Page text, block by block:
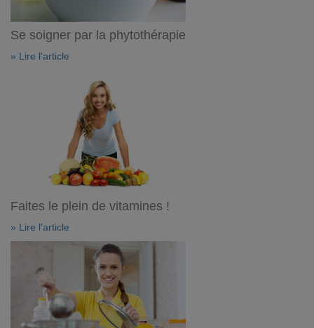
Se soigner par la phytothérapie
» Lire l'article
Faites le plein de vitamines !
» Lire l'article